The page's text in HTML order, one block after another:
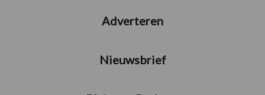
Adverteren
Nieuwsbrief